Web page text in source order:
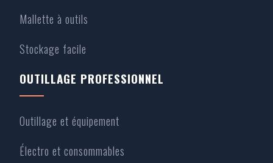
Mallette à outils
Stockage facile
OUTILLAGE PROFESSIONNEL
Outillage et équipement
Électro et consommables